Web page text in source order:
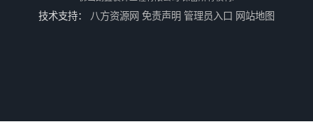
技术支持： 八方资源网 免责声明 管理员入口 网站地图